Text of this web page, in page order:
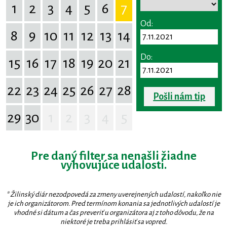
1
2 3 4 5 6
7
8
9 10 11 12 13 14
15 16 17 18 19 20 21
22 23 24 25 26 27 28
29 30
Od:
Do:
Pošli nám tip
Pre daný filter sa nenašli žiadne
vyhovujúce udalosti.
* Žilinský diár nezodpovedá za zmeny uverejnených udalostí, nakoľko nie
je ich organizátorom. Pred termínom konania sa jednotlivých udalostí je
vhodné si dátum a čas preveriť u organizátora aj z toho dôvodu, že na
niektoré je treba prihlásiť sa vopred.